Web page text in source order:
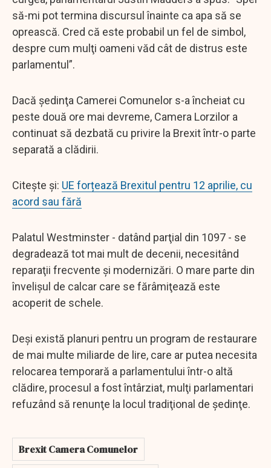
să-mi pot termina discursul înainte ca apa să se
oprească. Cred că este probabil un fel de simbol,
despre cum mulţi oameni văd cât de distrus este
parlamentul”.
Dacă şedinţa Camerei Comunelor s-a încheiat cu
peste două ore mai devreme, Camera Lorzilor a
continuat să dezbată cu privire la Brexit într-o parte
separată a clădirii.
Citește și: UE forțează Brexitul pentru 12 aprilie, cu
acord sau fără
Palatul Westminster - datând parţial din 1097 - se
degradează tot mai mult de decenii, necesitând
reparaţii frecvente şi modernizări. O mare parte din
învelişul de calcar care se fărâmiţează este
acoperit de schele.
Deşi există planuri pentru un program de restaurare
de mai multe miliarde de lire, care ar putea necesita
relocarea temporară a parlamentului într-o altă
clădire, procesul a fost întârziat, mulţi parlamentari
refuzând să renunţe la locul tradiţional de şedinţe.
Brexit Camera Comunelor